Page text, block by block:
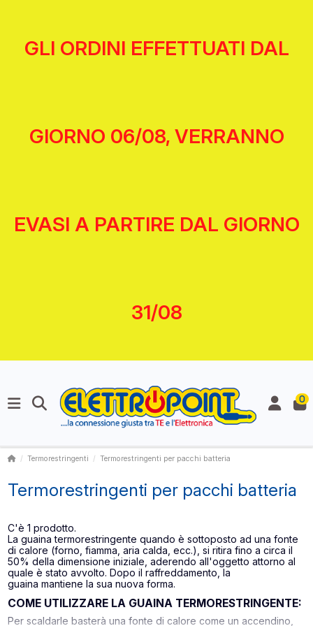
GLI ORDINI EFFETTUATI DAL
GIORNO 06/08, VERRANNO
EVASI A PARTIRE DAL GIORNO
31/08
0
Termorestringenti Termorestringenti per pacchi batteria
Termorestringenti per pacchi batteria
C'è 1 prodotto.
La guaina termorestringente quando è sottoposto ad una fonte
di calore (forno, fiamma, aria calda, ecc.), si ritira fino a circa il
50% della dimensione iniziale, aderendo all'oggetto attorno al
quale è stato avvolto. Dopo il raffreddamento, la
guaina mantiene la sua nuova forma.
COME UTILIZZARE LA GUAINA TERMORESTRINGENTE:
Per scaldarle basterà una fonte di calore come un accendino,